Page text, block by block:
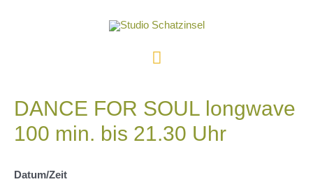
Hauptmenü
DANCE FOR SOUL longwave
100 min. bis 21.30 Uhr
Datum/Zeit